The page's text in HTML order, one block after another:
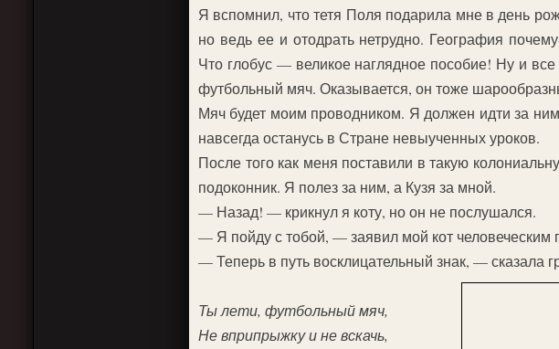
Я вспомнил, что тетя Поля подарила мне в день
но ведь ее и отодрать нетрудно. География
Что глобус — великое наглядное пособие! Ну и
футбольный мяч. Оказывается, он тоже
Мяч будет моим проводником. Я должен идти за
навсегда останусь в Стране невыученных уроков.
После того как меня поставили в такую
подоконник. Я полез за ним, а Кузя за мной.
— Назад! — крикнул я коту, но он не послушался.
— Я пойду с тобой, — заявил мой кот человеческим
— Теперь в путь восклицательный знак, — сказала
Ты лети, футбольный мяч,
Не вприпрыжку и не вскачь,